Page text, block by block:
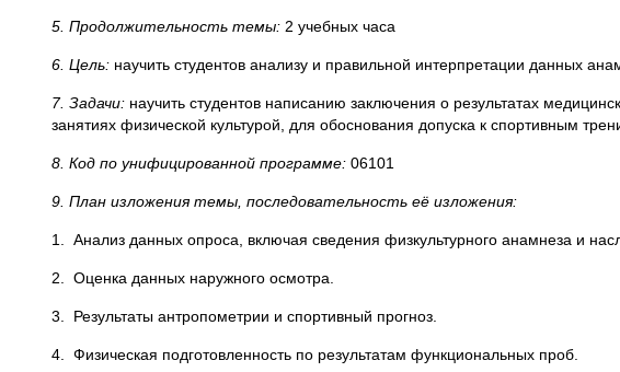
5. Продолжительность темы: 2 учебных часа
6. Цель: научить студентов анализу и правильной интерпретации данных
7. Задачи: научить студентов написанию заключения о результатах
занятиях физической культурой, для обоснования допуска к спортивным
8. Код по унифицированной программе: 06101
9. План изложения темы, последовательность её изложения:
1. Анализ данных опроса, включая сведения физкультурного анамнеза и
2. Оценка данных наружного осмотра.
3. Результаты антропометрии и спортивный прогноз.
4. Физическая подготовленность по результатам функциональных проб.